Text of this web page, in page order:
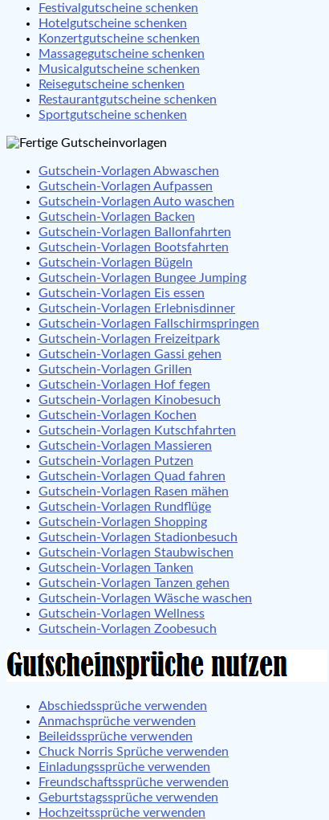
Festivalgutscheine schenken
Hotelgutscheine schenken
Konzertgutscheine schenken
Massagegutscheine schenken
Musicalgutscheine schenken
Reisegutscheine schenken
Restaurantgutscheine schenken
Sportgutscheine schenken
Gutschein-Vorlagen Abwaschen
Gutschein-Vorlagen Aufpassen
Gutschein-Vorlagen Auto waschen
Gutschein-Vorlagen Backen
Gutschein-Vorlagen Ballonfahrten
Gutschein-Vorlagen Bootsfahrten
Gutschein-Vorlagen Bügeln
Gutschein-Vorlagen Bungee Jumping
Gutschein-Vorlagen Eis essen
Gutschein-Vorlagen Erlebnisdinner
Gutschein-Vorlagen Fallschirmspringen
Gutschein-Vorlagen Freizeitpark
Gutschein-Vorlagen Gassi gehen
Gutschein-Vorlagen Grillen
Gutschein-Vorlagen Hof fegen
Gutschein-Vorlagen Kinobesuch
Gutschein-Vorlagen Kochen
Gutschein-Vorlagen Kutschfahrten
Gutschein-Vorlagen Massieren
Gutschein-Vorlagen Putzen
Gutschein-Vorlagen Quad fahren
Gutschein-Vorlagen Rasen mähen
Gutschein-Vorlagen Rundflüge
Gutschein-Vorlagen Shopping
Gutschein-Vorlagen Stadionbesuch
Gutschein-Vorlagen Staubwischen
Gutschein-Vorlagen Tanken
Gutschein-Vorlagen Tanzen gehen
Gutschein-Vorlagen Wäsche waschen
Gutschein-Vorlagen Wellness
Gutschein-Vorlagen Zoobesuch
Abschiedssprüche verwenden
Anmachsprüche verwenden
Beileidssprüche verwenden
Chuck Norris Sprüche verwenden
Einladungssprüche verwenden
Freundschaftssprüche verwenden
Geburtstagssprüche verwenden
Hochzeitssprüche verwenden